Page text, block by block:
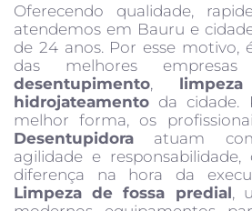
Oferecendo qualidade,
atendemos em Bauru e
de 24 anos. Por esse motivo,
das melhores
desentupimento,
hidrojateamento da cidade.
melhor forma, os
Desentupidora atuam
agilidade e
diferença na hora da
Limpeza de fossa predial,